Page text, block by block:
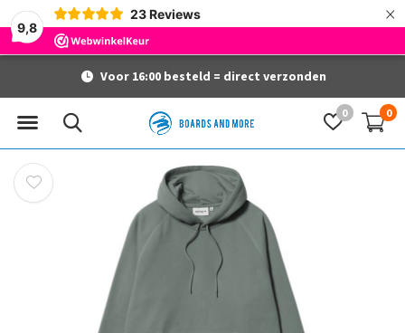
9,8
23 Reviews ×
0 0
Voor 16:00 besteld = direct verzonden